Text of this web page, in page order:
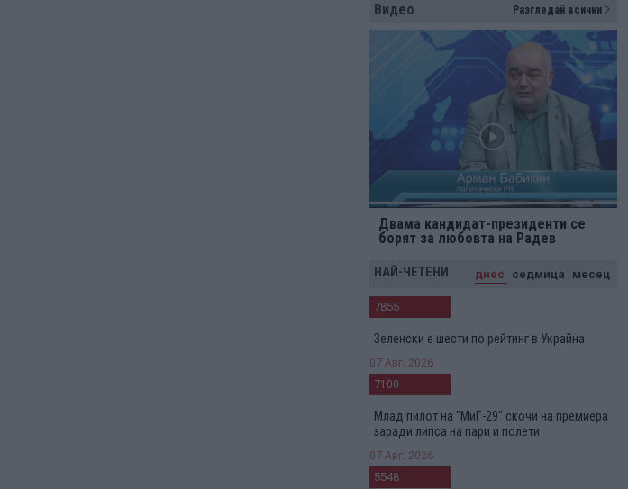
Видео Разгледай всички
Двама кандидат-президенти се
борят за любовта на Радев
НАЙ-ЧЕТЕНИ днес седмица месец
7855
Зеленски е шести по рейтинг в Украйна
07 Авг. 2026
7100
Млад пилот на "МиГ-29" скочи на премиера
заради липса на пари и полети
07 Авг. 2026
5548